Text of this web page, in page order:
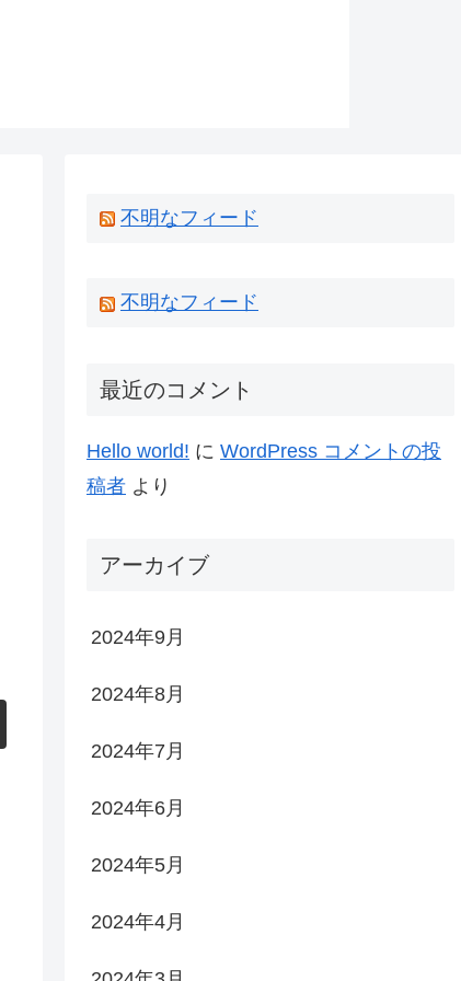
不明なフィード
不明なフィード
最近のコメント
Hello world! に WordPress コメントの投
稿者 より
アーカイブ
2024年9月
2024年8月
2024年7月
2024年6月
2024年5月
2024年4月